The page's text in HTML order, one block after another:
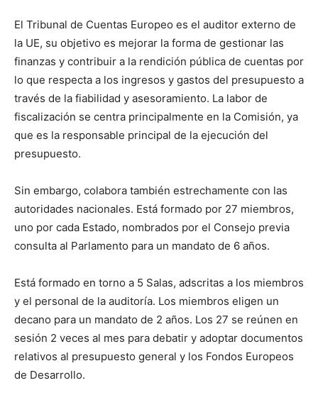
El Tribunal de Cuentas Europeo es el auditor externo de
la UE, su objetivo es mejorar la forma de gestionar las
finanzas y contribuir a la rendición pública de cuentas por
lo que respecta a los ingresos y gastos del presupuesto a
través de la fiabilidad y asesoramiento. La labor de
fiscalización se centra principalmente en la Comisión, ya
que es la responsable principal de la ejecución del
presupuesto.
Sin embargo, colabora también estrechamente con las
autoridades nacionales. Está formado por 27 miembros,
uno por cada Estado, nombrados por el Consejo previa
consulta al Parlamento para un mandato de 6 años.
Está formado en torno a 5 Salas, adscritas a los miembros
y el personal de la auditoría. Los miembros eligen un
decano para un mandato de 2 años. Los 27 se reúnen en
sesión 2 veces al mes para debatir y adoptar documentos
relativos al presupuesto general y los Fondos Europeos
de Desarrollo.